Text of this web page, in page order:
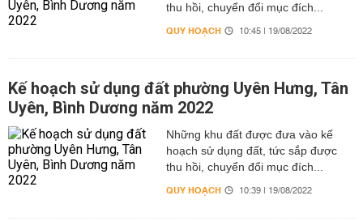
thu hồi, chuyển đổi mục đích...
QUY HOẠCH 10:45 | 19/08/2022
Kế hoạch sử dụng đất phường Uyên Hưng, Tân
Uyên, Bình Dương năm 2022
Những khu đất được đưa vào kế
hoạch sử dụng đất, tức sắp được
thu hồi, chuyển đổi mục đích...
QUY HOẠCH 10:39 | 19/08/2022